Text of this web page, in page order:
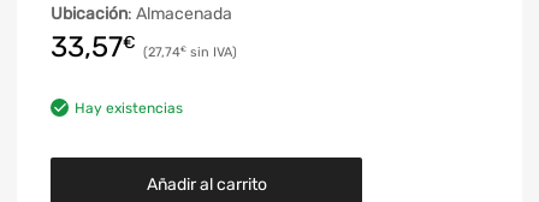
Ubicación: Almacenada
33,57€ 27,74€
Hay existencias
Añadir al carrito